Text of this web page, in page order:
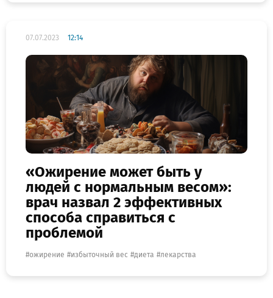
07.07.2023 12:14
«Ожирение может быть у
людей с нормальным весом»:
врач назвал 2 эффективных
способа справиться с
проблемой
ожирение избыточный вес диета лекарства